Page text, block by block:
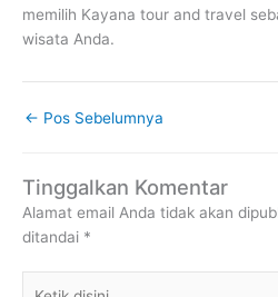
memilih Kayana tour and travel
wisata Anda.
← Pos Sebelumnya
Tinggalkan Komentar
Alamat email Anda tidak akan
ditandai *